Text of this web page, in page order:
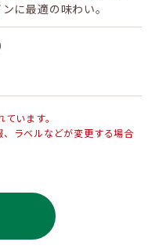
に最適の味わい。
います。
ラベルなどが変更する場合